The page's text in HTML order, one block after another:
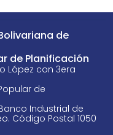
de
de Planificación
López con 3era
de
Industrial de
Código Postal 1050